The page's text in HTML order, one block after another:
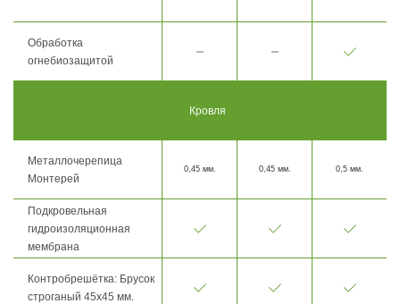
Обработка
огнебиозащитой
Кровля
Металлочерепица
Монтерей
0,45 мм. 0,45 мм. 0,5 мм.
Подкровельная
гидроизоляционная
мембрана
Контробрешётка: Брусок
строганый 45х45 мм.